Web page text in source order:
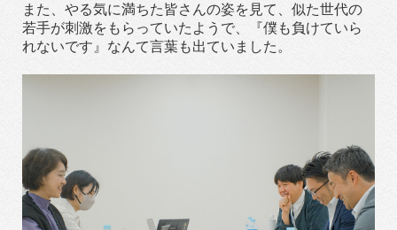
また、やる気に満ちた皆さんの姿を見て、似た世代の
若手が刺激をもらっていたようで、『僕も負けていら
れないです』なんて言葉も出ていました。